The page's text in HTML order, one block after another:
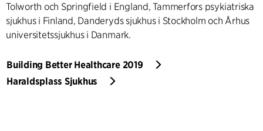
Tolworth och Springfield i England, Tammerfors psykiatriska
sjukhus i Finland, Danderyds sjukhus i Stockholm och Århus
universitetssjukhus i Danmark.
Building Better Healthcare 2019
Haraldsplass Sjukhus